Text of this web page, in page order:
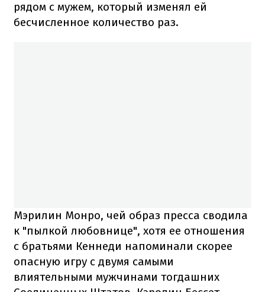
рядом с мужем, который изменял ей
бесчисленное количество раз.
Мэрилин Монро, чей образ пресса сводила
к "пылкой любовнице", хотя ее отношения
с братьями Кеннеди напоминали скорее
опасную игру с двумя самыми
влиятельными мужчинами тогдашних